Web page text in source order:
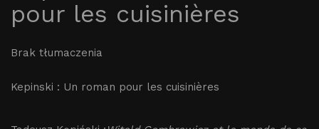
pour les cuisinières
Brak tłumaczenia
Kepinski : Un roman pour les cuisinières